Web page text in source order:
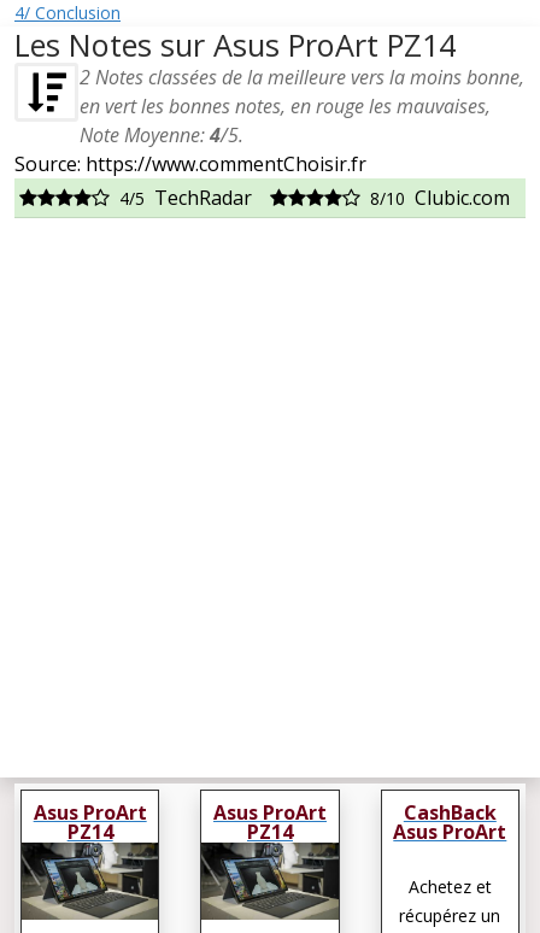
4/ Conclusion
Les Notes sur Asus ProArt PZ14
2Notes classées de la meilleure vers la moins bonne,
en vert les bonnes notes, en rouge les mauvaises,
Note Moyenne:4/5.
Source: https://www.commentChoisir.fr
4/5 TechRadar 8/10 Clubic.com
Asus ProArt
PZ14
Asus ProArt
PZ14
CashBack
Asus ProArt
Achetez et
récupérez un